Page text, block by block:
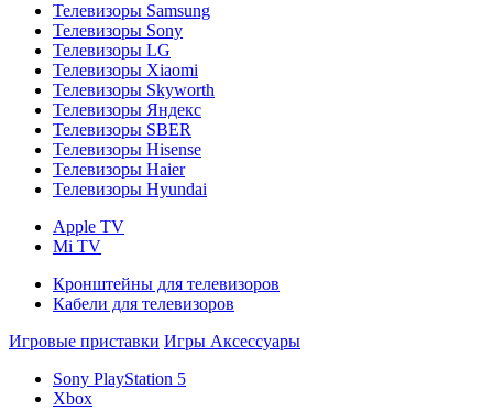
Телевизоры Samsung
Телевизоры Sony
Телевизоры LG
Телевизоры Xiaomi
Телевизоры Skyworth
Телевизоры Яндекс
Телевизоры SBER
Телевизоры Hisense
Телевизоры Haier
Телевизоры Hyundai
Apple TV
Mi TV
Кронштейны для телевизоров
Кабели для телевизоров
Игровые приставки Игры Аксессуары
Sony PlayStation 5
Xbox